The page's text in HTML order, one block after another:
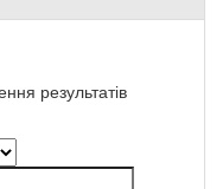
результатів